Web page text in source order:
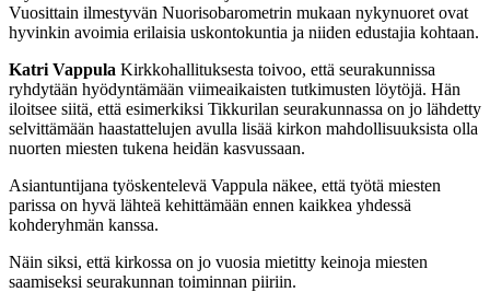
Vuosittain ilmestyvän Nuorisobarometrin mukaan nykynuoret ovat
hyvinkin avoimia erilaisia uskontokuntia ja niiden edustajia kohtaan.
Katri Vappula Kirkkohallituksesta toivoo, että seurakunnissa
ryhdytään hyödyntämään viimeaikaisten tutkimusten löytöjä. Hän
iloitsee siitä, että esimerkiksi Tikkurilan seurakunnassa on jo lähdetty
selvittämään haastattelujen avulla lisää kirkon mahdollisuuksista olla
nuorten miesten tukena heidän kasvussaan.
Asiantuntijana työskentelevä Vappula näkee, että työtä miesten
parissa on hyvä lähteä kehittämään ennen kaikkea yhdessä
kohderyhmän kanssa.
Näin siksi, että kirkossa on jo vuosia mietitty keinoja miesten
saamiseksi seurakunnan toiminnan piiriin.